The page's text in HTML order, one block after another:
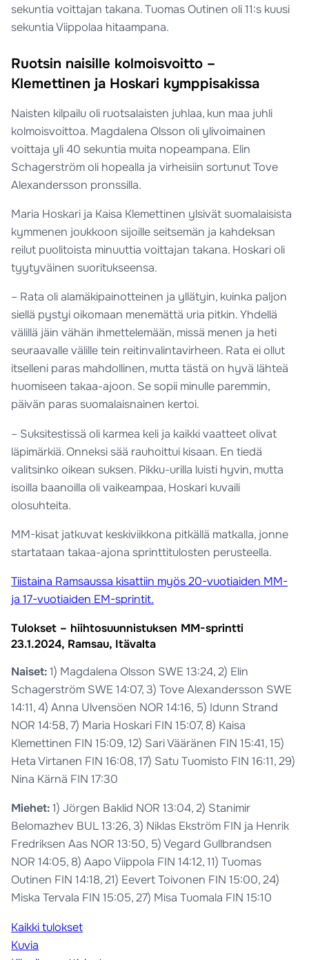
sekuntia voittajan takana. Tuomas Outinen oli 11:s kuusi
sekuntia Viippolaa hitaampana.
Ruotsin naisille kolmoisvoitto –
Klemettinen ja Hoskari kymppisakissa
Naisten kilpailu oli ruotsalaisten juhlaa, kun maa juhli
kolmoisvoittoa. Magdalena Olsson oli ylivoimainen
voittaja yli 40 sekuntia muita nopeampana. Elin
Schagerström oli hopealla ja virheisiin sortunut Tove
Alexandersson pronssilla.
Maria Hoskari ja Kaisa Klemettinen ylsivät suomalaisista
kymmenen joukkoon sijoille seitsemän ja kahdeksan
reilut puolitoista minuuttia voittajan takana. Hoskari oli
tyytyväinen suoritukseensa.
– Rata oli alamäkipainotteinen ja yllätyin, kuinka paljon
siellä pystyi oikomaan menemättä uria pitkin. Yhdellä
välillä jäin vähän ihmettelemään, missä menen ja heti
seuraavalle välille tein reitinvalintavirheen. Rata ei ollut
itselleni paras mahdollinen, mutta tästä on hyvä lähteä
huomiseen takaa-ajoon. Se sopii minulle paremmin,
päivän paras suomalaisnainen kertoi.
– Suksitestissä oli karmea keli ja kaikki vaatteet olivat
läpimärkiä. Onneksi sää rauhoittui kisaan. En tiedä
valitsinko oikean suksen. Pikku-urilla luisti hyvin, mutta
isoilla baanoilla oli vaikeampaa, Hoskari kuvaili
olosuhteita.
MM-kisat jatkuvat keskiviikkona pitkällä matkalla, jonne
startataan takaa-ajona sprinttitulosten perusteella.
Tiistaina Ramsaussa kisattiin myös 20-vuotiaiden MM-
ja 17-vuotiaiden EM-sprintit.
Tulokset – hiihtosuunnistuksen MM-sprintti
23.1.2024, Ramsau, Itävalta
Naiset:1) Magdalena Olsson SWE 13:24, 2) Elin
Schagerström SWE 14:07, 3) Tove Alexandersson SWE
14:11, 4) Anna Ulvensöen NOR 14:16, 5) Idunn Strand
NOR 14:58, 7) Maria Hoskari FIN 15:07, 8) Kaisa
Klemettinen FIN 15:09, 12) Sari Vääränen FIN 15:41, 15)
Heta Virtanen FIN 16:08, 17) Satu Tuomisto FIN 16:11, 29)
Nina Kärnä FIN 17:30
Miehet:1) Jörgen Baklid NOR 13:04, 2) Stanimir
Belomazhev BUL 13:26, 3) Niklas Ekström FIN ja Henrik
Fredriksen Aas NOR 13:50, 5) Vegard Gullbrandsen
NOR 14:05, 8) Aapo Viippola FIN 14:12, 11) Tuomas
Outinen FIN 14:18, 21) Eevert Toivonen FIN 15:00, 24)
Miska Tervala FIN 15:05, 27) Misa Tuomala FIN 15:10
Kaikki tulokset
Kuvia